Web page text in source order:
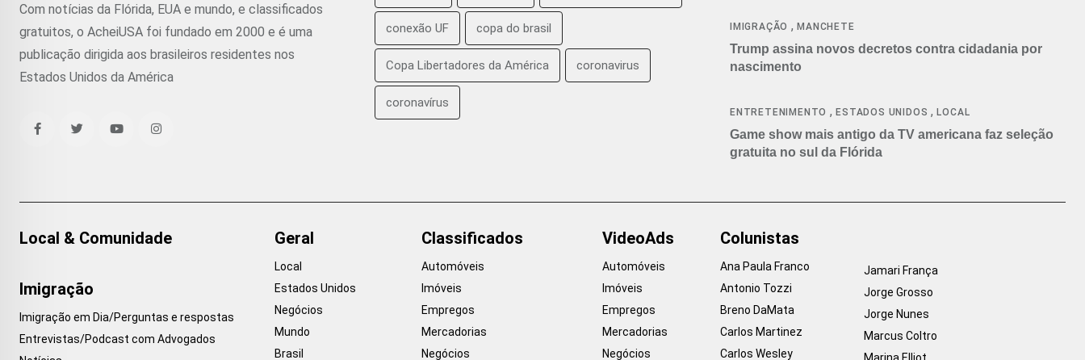
Com notícias da Flórida, EUA e mundo, e classificados
gratuitos, o AcheiUSA foi fundado em 2000 e é uma
publicação dirigida aos brasileiros residentes nos
Estados Unidos da América
conexão UF copa do brasil
Copa Libertadores da América coronavirus
coronavírus
IMIGRAÇÃO ,MANCHETE
Trump assina novos decretos contra cidadania por
nascimento
ENTRETENIMENTO ,ESTADOS UNIDOS ,LOCAL
Game show mais antigo da TV americana faz seleção
gratuita no sul da Flórida
Local & Comunidade
Imigração
Imigração em Dia/Perguntas e respostas
Entrevistas/Podcast com Advogados
Geral
Local
Estados Unidos
Negócios
Mundo
Brasil
Classificados
Automóveis
Imóveis
Empregos
Mercadorias
Negócios
VideoAds
Automóveis
Imóveis
Empregos
Mercadorias
Negócios
Colunistas
Ana Paula Franco
Antonio Tozzi
Breno DaMata
Carlos Martinez
Carlos Wesley
Jamari França
Jorge Grosso
Jorge Nunes
Marcus Coltro